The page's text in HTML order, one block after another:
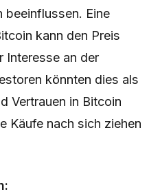
beeinflussen. Eine
kann den Preis
Interesse an der
könnten dies als
Vertrauen in Bitcoin
Käufe nach sich ziehen